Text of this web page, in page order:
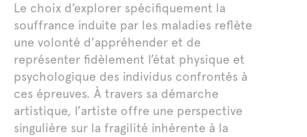
Le choix d’explorer spécifiquement la
souffrance induite par les maladies reflète
une volonté d’appréhender et de
représenter fidèlement l’état physique et
psychologique des individus confrontés à
ces épreuves. À travers sa démarche
artistique, l’artiste offre une perspective
singulière sur la fragilité inhérente à la